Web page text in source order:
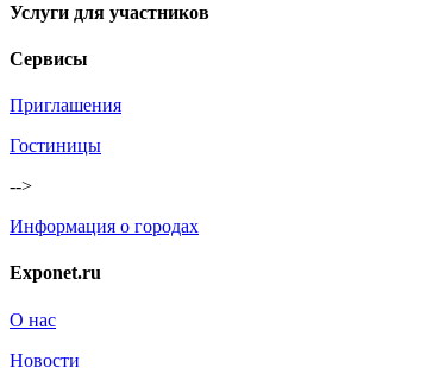
Услуги для участников
Сервисы
Приглашения
Гостиницы
-->
Информация о городах
Exponet.ru
О нас
Новости